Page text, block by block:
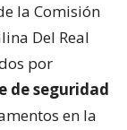
la Comisión
Del Real
por
de seguridad
en la